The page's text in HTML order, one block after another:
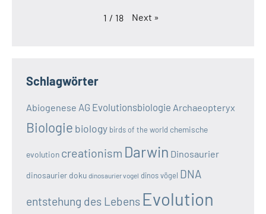
1 / 18 Next »
Schlagwörter
Abiogenese AG Evolutionsbiologie Archaeopteryx
Biologie biology birds of the world chemische
evolution creationism Darwin Dinosaurier
dinosaurier doku dinosaurier vogel dinos vögel DNA
entstehung des Lebens Evolution